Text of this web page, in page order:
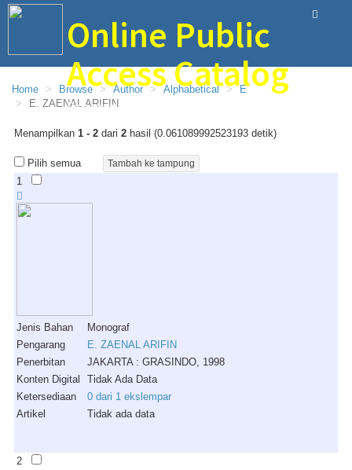
Online Public
Access Catalog
Perpustakaan Bina Ilmu SMAN 1 Trenggalek
Home Browse Author Alphabetical
E
E. ZAENAL ARIFIN
Menampilkan 1 - 2 dari 2 hasil (0.061089992523193 detik)
Pilih semua
1
Jenis Bahan
Monograf
Pengarang
E. ZAENAL ARIFIN
Penerbitan
JAKARTA : GRASINDO, 1998
Konten Digital
Tidak Ada Data
Ketersediaan
0 dari 1 ekslempar
Artikel
Tidak ada data
2